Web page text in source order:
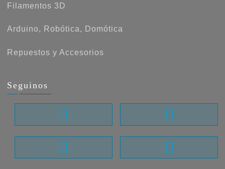
Filamentos 3D
Arduino, Robótica, Domótica
Repuestos y Accesorios
Seguinos